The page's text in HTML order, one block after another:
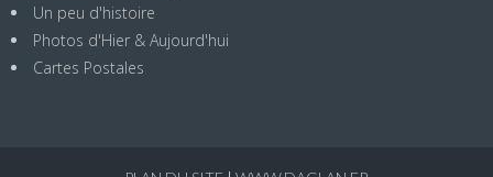
Un peu d'histoire
Photos d'Hier & Aujourd'hui
Cartes Postales